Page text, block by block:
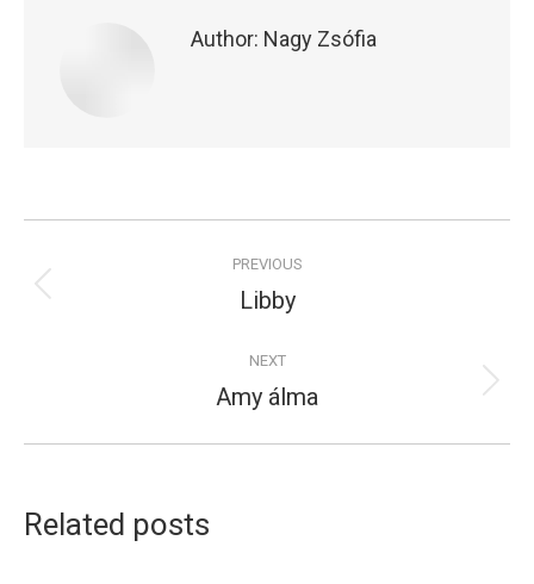
Author: Nagy Zsófia
navigation
PREVIOUS
Previous
Libby
NEXT
Next
Amy álma
Related posts